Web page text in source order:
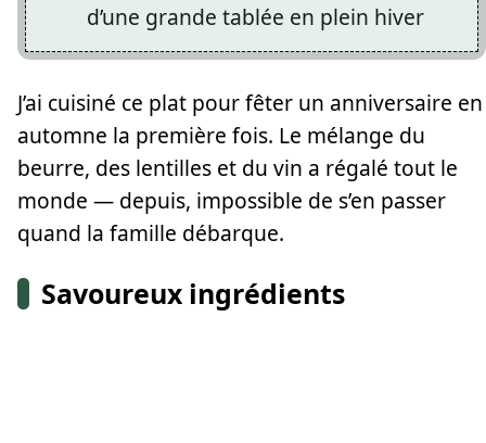
d’une grande tablée en plein hiver
J’ai cuisiné ce plat pour fêter un anniversaire en
automne la première fois. Le mélange du
beurre, des lentilles et du vin a régalé tout le
monde — depuis, impossible de s’en passer
quand la famille débarque.
Savoureux ingrédients